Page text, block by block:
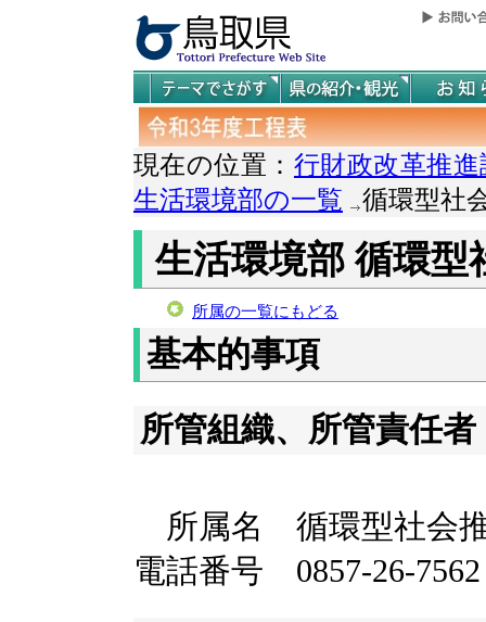
現在の位置： 行財政改革推進
生活環境部の一覧
循環型社
生活環境部 循環型
所属の一覧にもどる
基本的事項
所管組織、所管責任者
所属名 循環型社会
電話番号 0857-26-7562